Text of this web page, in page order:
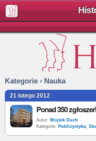
Kategorie › Nauka
21 lutego 2012
Autor: Wojtek Duch
Kategorie: Publicystyka,